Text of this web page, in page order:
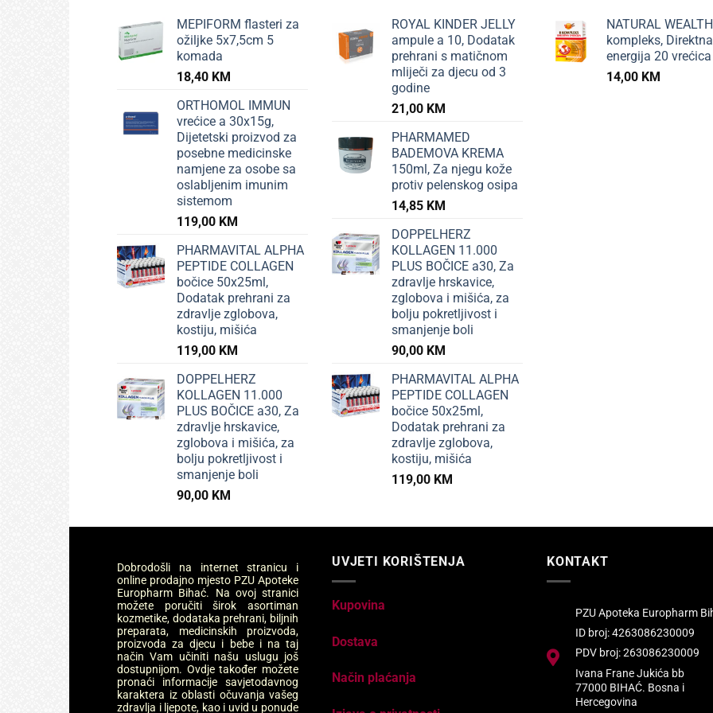
MEPIFORM flasteri za
ožiljke 5x7,5cm 5
komada
18,40 KM
ORTHOMOL IMMUN
vrećice a 30x15g,
Dijetetski proizvod za
posebne medicinske
namjene za osobe sa
oslabljenim imunim
sistemom
119,00 KM
PHARMAVITAL ALPHA
PEPTIDE COLLAGEN
bočice 50x25ml,
Dodatak prehrani za
zdravlje zglobova,
kostiju, mišića
119,00 KM
DOPPELHERZ
KOLLAGEN 11.000
PLUS BOČICE a30, Za
zdravlje hrskavice,
zglobova i mišića, za
bolju pokretljivost i
smanjenje boli
90,00 KM
ROYAL KINDER JELLY
ampule a 10, Dodatak
prehrani s matičnom
mliječi za djecu od 3
godine
21,00 KM
PHARMAMED
BADEMOVA KREMA
150ml, Za njegu kože
protiv pelenskog osipa
14,85 KM
DOPPELHERZ
KOLLAGEN 11.000
PLUS BOČICE a30, Za
zdravlje hrskavice,
zglobova i mišića, za
bolju pokretljivost i
smanjenje boli
90,00 KM
PHARMAVITAL ALPHA
PEPTIDE COLLAGEN
bočice 50x25ml,
Dodatak prehrani za
zdravlje zglobova,
kostiju, mišića
119,00 KM
NATURAL
kompleks, Direktna
energija 20 vrećica
14,00 KM
Dobrodošli na internet stranicu i
online prodajno mjesto PZU Apoteke
Europharm Bihać. Na ovoj stranici
možete poručiti širok asortiman
kozmetike, dodataka prehrani, biljnih
preparata, medicinskih proizvoda,
proizvoda za djecu i bebe i na taj
način Vam učiniti našu uslugu još
dostupnijom. Ovdje također možete
pronaći informacije savjetodavnog
karaktera iz oblasti očuvanja vašeg
zdravlja i ljepote, kao i uvid u ponude
UVJETI KORIŠTENJA
Kupovina
Dostava
Način plaćanja
KONTAKT
PZU Apoteka Europharm
ID broj: 4263086230009
PDV broj: 263086230009
Ivana Frane Jukića bb
77000 BIHAĆ. Bosna i
Hercegovina